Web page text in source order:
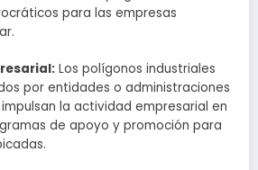
para las empresas
Los polígonos industriales
por entidades o administraciones
la actividad empresarial en
de apoyo y promoción para